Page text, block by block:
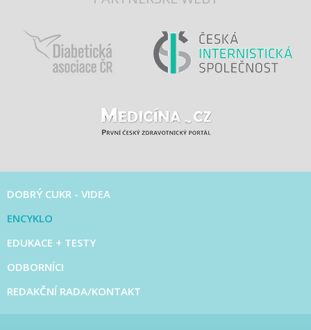
DOBRÝ CUKR - VIDEA
ENCYKLO
EDUKACE + TESTY
ODBORNÍCI
REDAKČNÍ RADA/KONTAKT